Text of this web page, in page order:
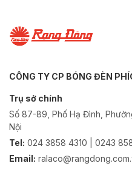
CÔNG TY CP BÓNG ĐÈN
Trụ sở chính
Số 87-89, Phố Hạ Đình,
Nội
Tel: 024 3858 4310 | 0243
Email: